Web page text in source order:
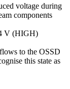
voltage during
components
V (HIGH)
to the OSSD
this state as